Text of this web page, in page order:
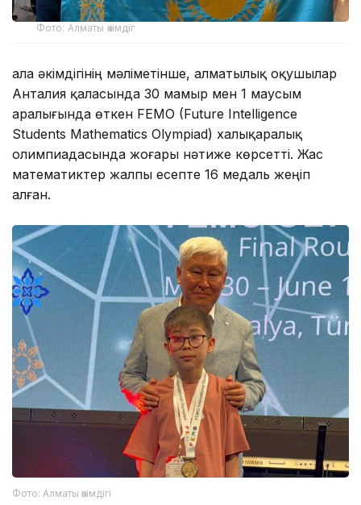
Фото: Алматы әкімдіг
Қала әкімдігінің мәліметінше, алматылық оқушылар
Анталия қаласында 30 мамыр мен 1 маусым
аралығында өткен FEMO (Future Intelligence
Students Mathematics Olympiad) халықаралық
олимпиадасында жоғары нәтиже көрсетті. Жас
математиктер жалпы есепте 16 медаль жеңіп
алған.
Фото: Алматы әкімдігі